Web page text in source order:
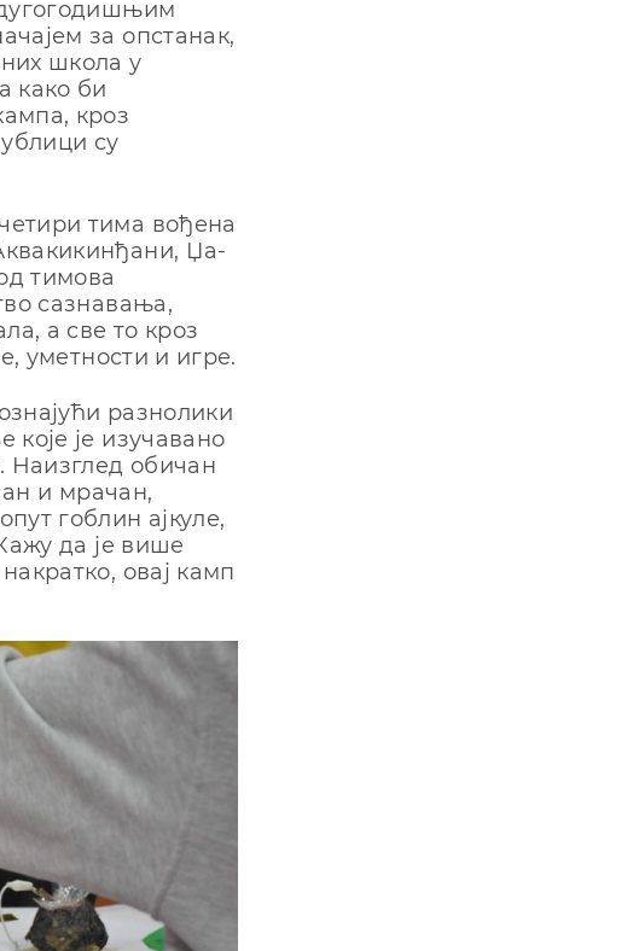
за опстанак,
школа у
како би
кроз
су
тима вођена
Џа-
тимова
сазнавања,
а све то кроз
уметности и игре.
разнолики
је изучавано
Наизглед обичан
и мрачан,
гоблин ајкуле,
да је више
овај камп